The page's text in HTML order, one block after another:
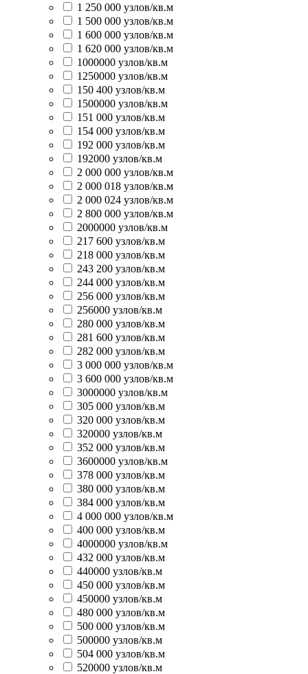
1 250 000 узлов/кв.м
1 500 000 узлов/кв.м
1 600 000 узлов/кв.м
1 620 000 узлов/кв.м
1000000 узлов/кв.м
1250000 узлов/кв.м
150 400 узлов/кв.м
1500000 узлов/кв.м
151 000 узлов/кв.м
154 000 узлов/кв.м
192 000 узлов/кв.м
192000 узлов/кв.м
2 000 000 узлов/кв.м
2 000 018 узлов/кв.м
2 000 024 узлов/кв.м
2 800 000 узлов/кв.м
2000000 узлов/кв.м
217 600 узлов/кв.м
218 000 узлов/кв.м
243 200 узлов/кв.м
244 000 узлов/кв.м
256 000 узлов/кв.м
256000 узлов/кв.м
280 000 узлов/кв.м
281 600 узлов/кв.м
282 000 узлов/кв.м
3 000 000 узлов/кв.м
3 600 000 узлов/кв.м
3000000 узлов/кв.м
305 000 узлов/кв.м
320 000 узлов/кв.м
320000 узлов/кв.м
352 000 узлов/кв.м
3600000 узлов/кв.м
378 000 узлов/кв.м
380 000 узлов/кв.м
384 000 узлов/кв.м
4 000 000 узлов/кв.м
400 000 узлов/кв.м
4000000 узлов/кв.м
432 000 узлов/кв.м
440000 узлов/кв.м
450 000 узлов/кв.м
450000 узлов/кв.м
480 000 узлов/кв.м
500 000 узлов/кв.м
500000 узлов/кв.м
504 000 узлов/кв.м
520000 узлов/кв.м